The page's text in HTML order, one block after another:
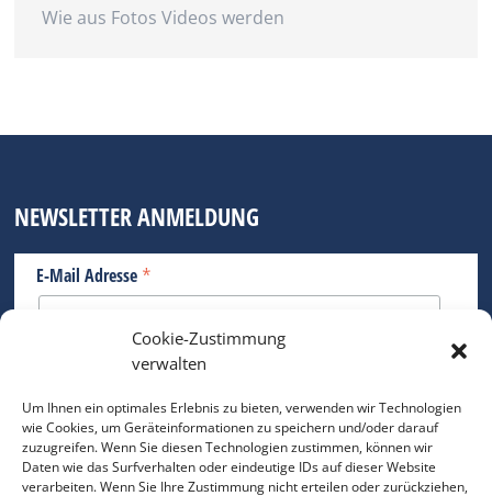
Cookie-Zustimmung
verwalten
Um Ihnen ein optimales Erlebnis zu bieten, verwenden wir Technologien
wie Cookies, um Geräteinformationen zu speichern und/oder darauf
zuzugreifen. Wenn Sie diesen Technologien zustimmen, können wir
Daten wie das Surfverhalten oder eindeutige IDs auf dieser Website
verarbeiten. Wenn Sie Ihre Zustimmung nicht erteilen oder zurückziehen,
Wie aus Fotos Videos werden
NEWSLETTER ANMELDUNG
E-Mail Adresse *
Bitte geben Sie Ihre E-Mail Adresse ein.
*